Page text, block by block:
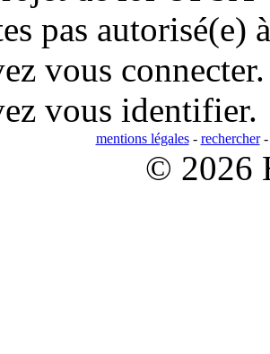
pas autorisé(e)
vous connecter.
vous identifier.
mentions légales- rechercher
© 2026